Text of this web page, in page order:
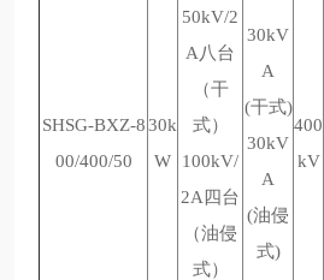
SHSG-BXZ-8
00/400/50
30k
W
50kV/2
A八台
（干
式）
100kV/
2A四台
（油侵
式）
30kV
A
(干式)
30kV
A
(油侵
式)
400
kV